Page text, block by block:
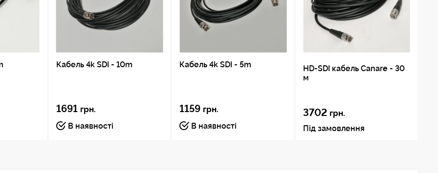
Кабель 4k SDI - 10m
1691 грн.
В наявності
Кабель 4k SDI - 5m
1159 грн.
В наявності
HD-SDI кабель Canare - 30
м
3702 грн.
Під замовлення